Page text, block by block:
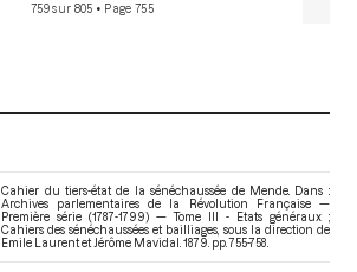
759 sur 805 • Page 755
Cahier du tiers-état de la sénéchaussée de Mende. Dans :
Archives parlementaires de la Révolution Française —
Première série (1787-1799) — Tome III - Etats généraux ;
Cahiers des sénéchaussées et bailliages , sous la direction de
Emile Laurent et Jérôme Mavidal. 1879. pp. 755-758.